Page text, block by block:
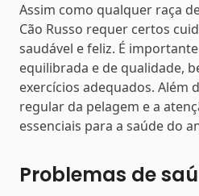
Assim como qualquer raça
Cão Russo requer certos
saudável e feliz. É
equilibrada e de qualidade,
exercícios adequados. Além
regular da pelagem e a
essenciais para a saúde do
Problemas de